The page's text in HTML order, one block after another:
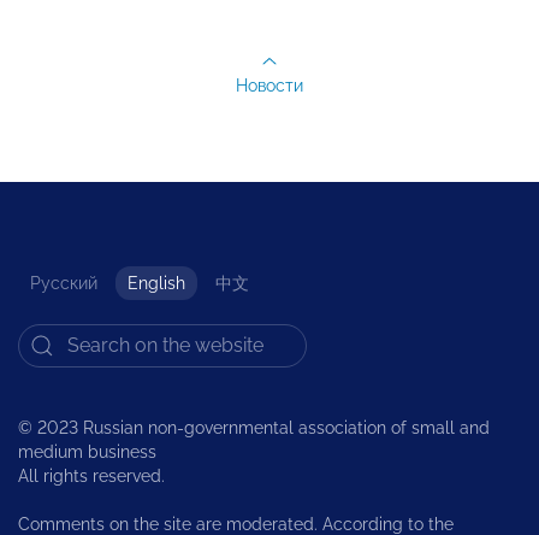
Новости
Русский English 中文
© 2023 Russian non-governmental association of small and
medium business
All rights reserved.
Comments on the site are moderated. According to the